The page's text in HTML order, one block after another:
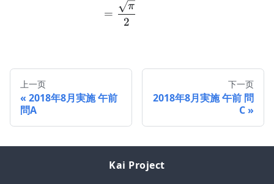
=
2
π
上一页
2018年8月実施 午前
問A
下一页
2018年8月実施 午前 問
C
Kai Project